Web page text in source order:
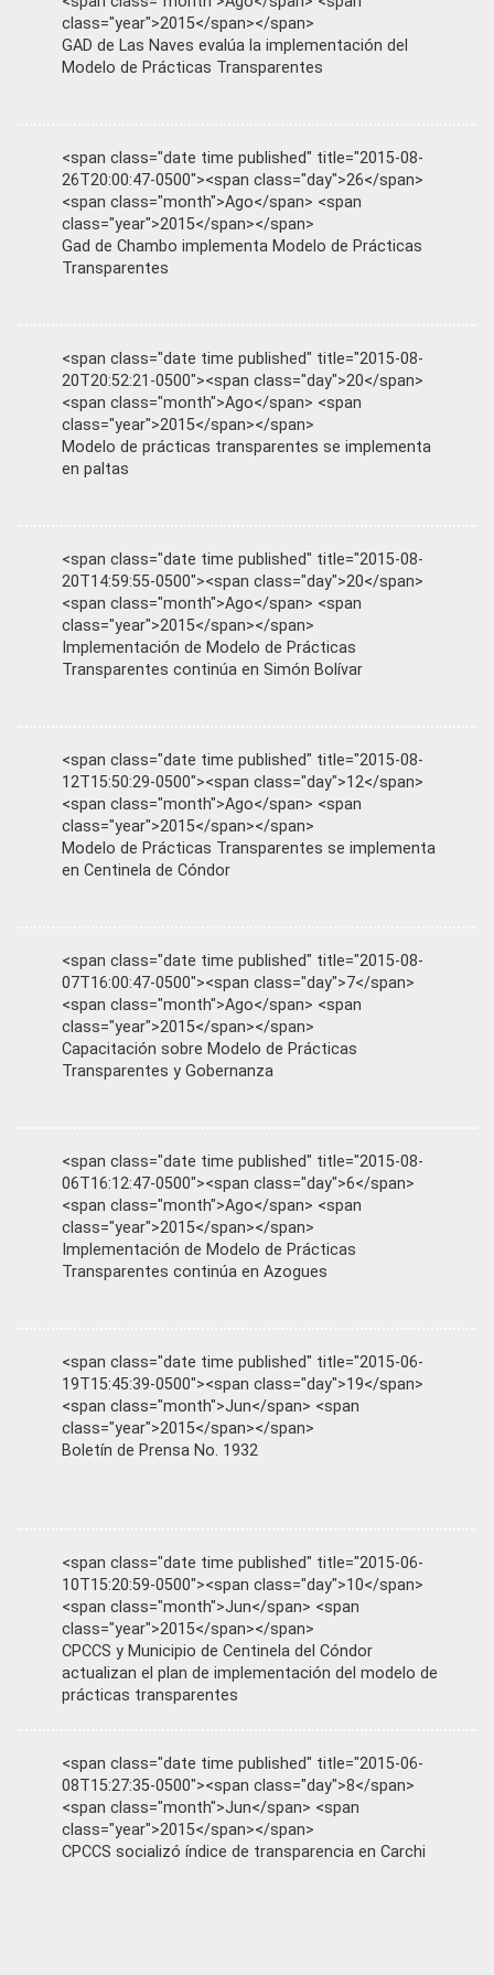
class="year">2015</span></span>
GAD de Las Naves evalúa la implementación del
Modelo de Prácticas Transparentes
<span class="date time published" title="2015-08-
26T20:00:47-0500"><span class="day">26</span>
<span class="month">Ago</span> <span
class="year">2015</span></span>
Gad de Chambo implementa Modelo de Prácticas
Transparentes
<span class="date time published" title="2015-08-
20T20:52:21-0500"><span class="day">20</span>
<span class="month">Ago</span> <span
class="year">2015</span></span>
Modelo de prácticas transparentes se implementa
en paltas
<span class="date time published" title="2015-08-
20T14:59:55-0500"><span class="day">20</span>
<span class="month">Ago</span> <span
class="year">2015</span></span>
Implementación de Modelo de Prácticas
Transparentes continúa en Simón Bolívar
<span class="date time published" title="2015-08-
12T15:50:29-0500"><span class="day">12</span>
<span class="month">Ago</span> <span
class="year">2015</span></span>
Modelo de Prácticas Transparentes se implementa
en Centinela de Cóndor
<span class="date time published" title="2015-08-
07T16:00:47-0500"><span class="day">7</span>
<span class="month">Ago</span> <span
class="year">2015</span></span>
Capacitación sobre Modelo de Prácticas
Transparentes y Gobernanza
<span class="date time published" title="2015-08-
06T16:12:47-0500"><span class="day">6</span>
<span class="month">Ago</span> <span
class="year">2015</span></span>
Implementación de Modelo de Prácticas
Transparentes continúa en Azogues
<span class="date time published" title="2015-06-
19T15:45:39-0500"><span class="day">19</span>
<span class="month">Jun</span> <span
class="year">2015</span></span>
Boletín de Prensa No. 1932
<span class="date time published" title="2015-06-
10T15:20:59-0500"><span class="day">10</span>
<span class="month">Jun</span> <span
class="year">2015</span></span>
CPCCS y Municipio de Centinela del Cóndor
actualizan el plan de implementación del modelo de
prácticas transparentes
<span class="date time published" title="2015-06-
08T15:27:35-0500"><span class="day">8</span>
<span class="month">Jun</span> <span
class="year">2015</span></span>
CPCCS socializó índice de transparencia en Carchi